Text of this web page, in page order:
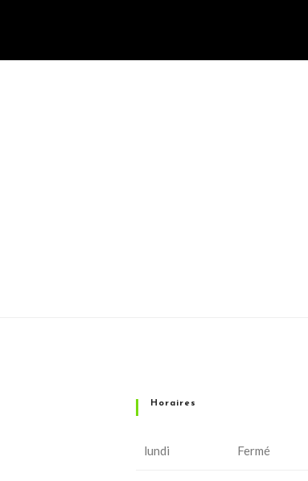
Horaires
lundi Fermé